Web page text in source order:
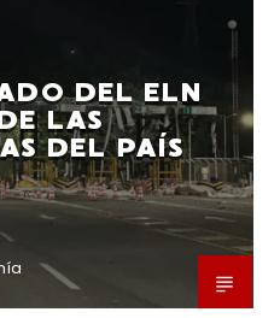
DEL ELN
LAS
DEL PAÍS